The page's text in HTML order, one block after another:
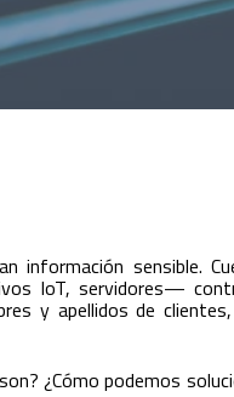
información sensible.
IoT, servidores—
y apellidos de
¿Cómo podemos